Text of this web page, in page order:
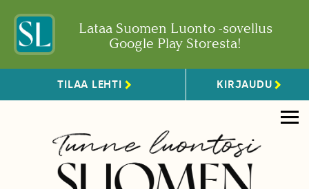
Lataa Suomen Luonto -sovellus
Google Play Storesta!
TILAA LEHTI KIRJAUDU